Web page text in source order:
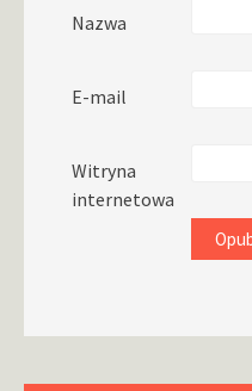
Nazwa
E-mail
Witryna
internetowa